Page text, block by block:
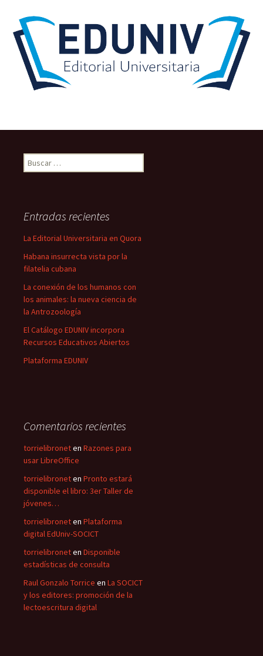
Buscar:
Entradas recientes
La Editorial Universitaria en Quora
Habana insurrecta vista por la
filatelia cubana
La conexión de los humanos con
los animales: la nueva ciencia de
la Antrozoología
El Catálogo EDUNIV incorpora
Recursos Educativos Abiertos
Plataforma EDUNIV
Comentarios recientes
torrielibroneten Razones para
usar LibreOffice
torrielibroneten Pronto estará
disponible el libro: 3er Taller de
jóvenes…
torrielibroneten Plataforma
digital EdUniv-SOCICT
torrielibroneten Disponible
estadísticas de consulta
Raul Gonzalo Torrice en La SOCICT
y los editores: promoción de la
lectoescritura digital